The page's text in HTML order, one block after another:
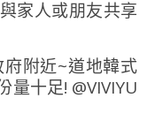
家人或朋友共享